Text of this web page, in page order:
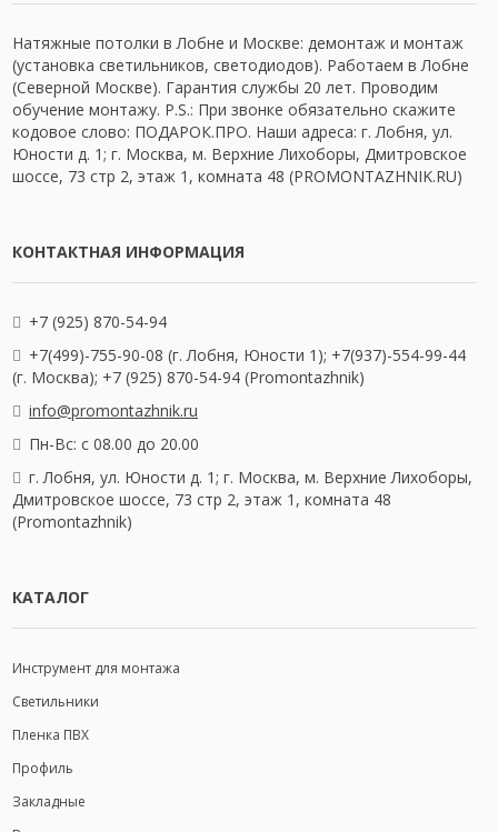
Натяжные потолки в Лобне и Москве: демонтаж и монтаж
(установка светильников, светодиодов). Работаем в Лобне
(Северной Москве). Гарантия службы 20 лет. Проводим
обучение монтажу. P.S.: При звонке обязательно скажите
кодовое слово: ПОДАРОК.ПРО. Наши адреса: г. Лобня, ул.
Юности д. 1; г. Москва, м. Верхние Лихоборы, Дмитровское
шоссе, 73 стр 2, этаж 1, комната 48 (PROMONTAZHNIK.RU)
КОНТАКТНАЯ ИНФОРМАЦИЯ
+7 (925) 870-54-94
+7(499)-755-90-08 (г. Лобня, Юности 1); +7(937)-554-99-44
(г. Москва); +7 (925) 870-54-94 (Promontazhnik)
info@promontazhnik.ru
Пн-Вс: с 08.00 до 20.00
г. Лобня, ул. Юности д. 1; г. Москва, м. Верхние Лихоборы,
Дмитровское шоссе, 73 стр 2, этаж 1, комната 48
(Promontazhnik)
КАТАЛОГ
Инструмент для монтажа
Светильники
Пленка ПВХ
Профиль
Закладные